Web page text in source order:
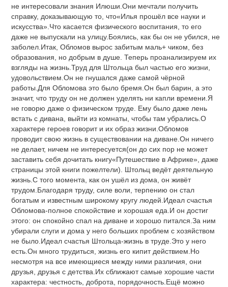
не интересовали знания Илюши.Они мечтали получить
справку, доказывающую то, что«Илья прошёл все науки и
искусства».Что касается физического воспитания, то его
даже не выпускали на улицу.Боялись, как бы он не убился, не
заболел.Итак, Обломов вырос забитым маль+ чиком, без
образования, но добрым в душе. Теперь проанализируем их
взгляды на жизнь.Труд для Штольца был частью его жизни,
удовольствием.Он не гнушался даже самой чёрной
работы.Для Обломова это было бремя.Он был барин, а это
значит, что труду он не должен уделять ни капли времени.Я
не говорю даже о физическом труде. Ему было даже лень
встать с дивана, выйти из комнаты, чтобы там убрались.О
характере героев говорит и их образ жизни.Обломов
проводит свою жизнь в существовании на диване.Он ничего
не делает, ничем не интересуется(он до сих пор не может
заставить себя дочитать книгу«Путешествие в Африке», даже
страницы этой книги пожелтели). Штольц ведёт деятельную
жизнь.С того момента, как он ушёл из дома, он живёт
трудом.Благодаря труду, силе воли, терпению он стал
богатым и известным широкому кругу людей.Идеал счастья
Обломова-полное спокойствие и хорошая еда.И он достиг
этого: он спокойно спал на диване и хорошо питался.За ним
убирали слуги и дома у него больших проблем с хозяйством
не было.Идеал счастья Штольца-жизнь в труде.Это у него
есть.Он много трудиться, жизнь его кипит действием.Но
несмотря на все имеющиеся между ними различия, они
друзья, друзья с детства.Их сближают самые хорошие части
характера: честность, доброта, порядочность.Ещё можно